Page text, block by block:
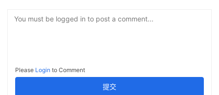
You must be logged in to post a comment...
Please Login to Comment
提交